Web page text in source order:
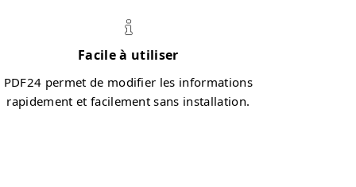
Facile à utiliser
PDF24 permet de modifier les informations
rapidement et facilement sans installation.